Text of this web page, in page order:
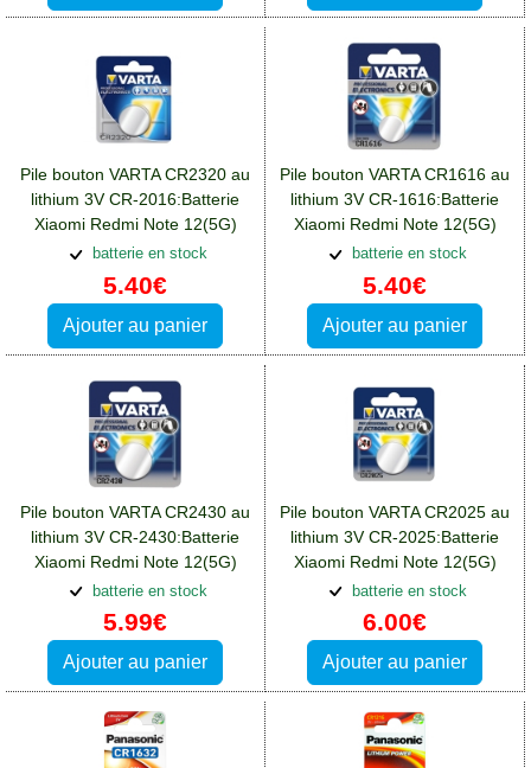
Pile bouton VARTA CR2320 au
lithium 3V CR-2016:Batterie
Xiaomi Redmi Note 12(5G)
batterie en stock
5.40€
Ajouter au panier
Pile bouton VARTA CR1616 au
lithium 3V CR-1616:Batterie
Xiaomi Redmi Note 12(5G)
batterie en stock
5.40€
Ajouter au panier
Pile bouton VARTA CR2430 au
lithium 3V CR-2430:Batterie
Xiaomi Redmi Note 12(5G)
batterie en stock
5.99€
Ajouter au panier
Pile bouton VARTA CR2025 au
lithium 3V CR-2025:Batterie
Xiaomi Redmi Note 12(5G)
batterie en stock
6.00€
Ajouter au panier